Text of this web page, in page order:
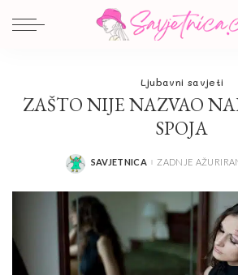
Ljubavni savjeti
ZAŠTO NIJE NAZVAO
SPOJA
POSTED
SAVJETNICA ZADNJE